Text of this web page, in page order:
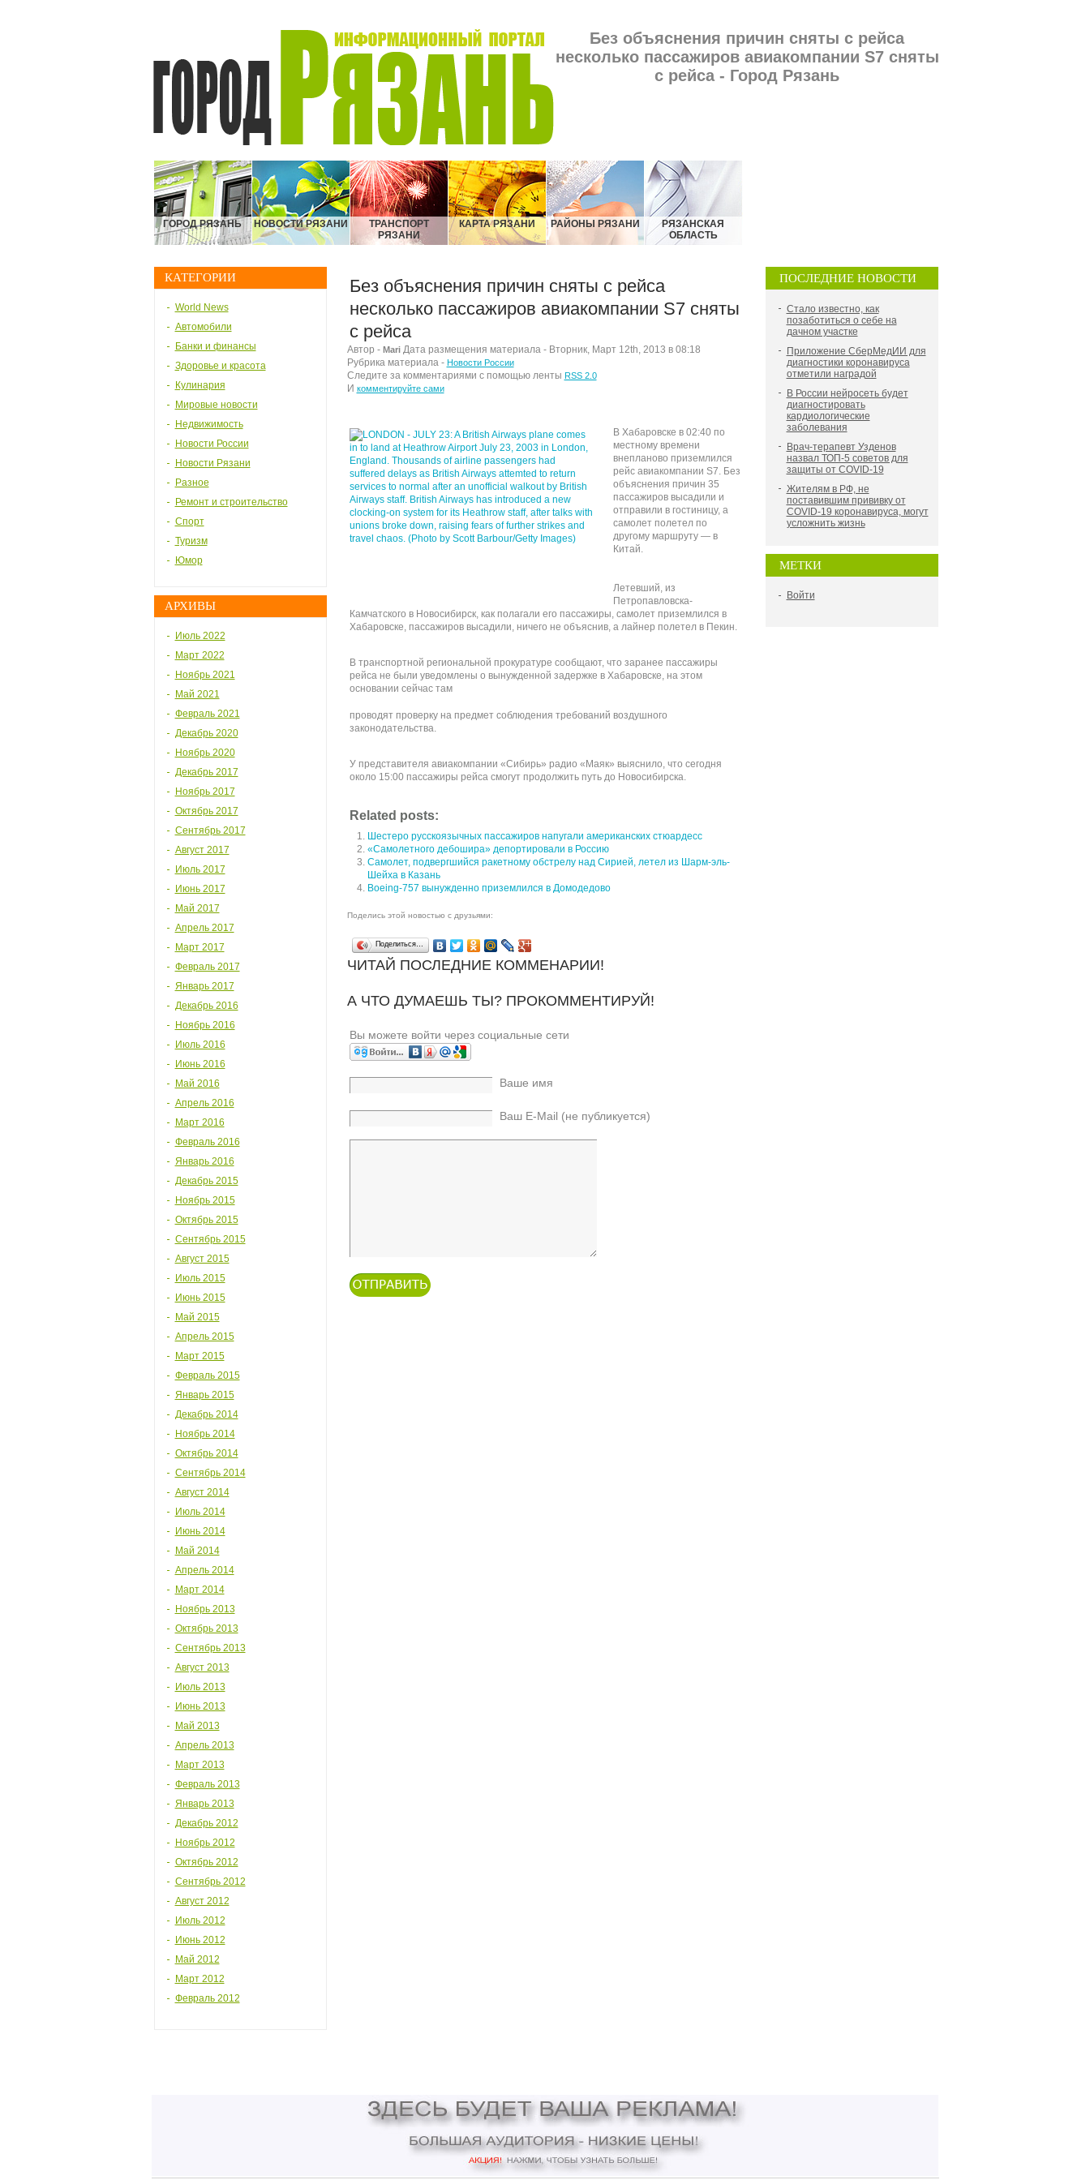
Без объяснения причин сняты с рейса
несколько пассажиров авиакомпании S7 сняты
с рейса - Город Рязань
ГОРОД РЯЗАНЬ НОВОСТИ РЯЗАНИ
ТРАНСПОРТ
РЯЗАНИ
КАРТА РЯЗАНИ РАЙОНЫ РЯЗАНИ
РЯЗАНСКАЯ
ОБЛАСТЬ
КАТЕГОРИИ
World News
Автомобили
Банки и финансы
Здоровье и красота
Кулинария
Мировые новости
Недвижимость
Новости России
Новости Рязани
Разное
Ремонт и строительство
Спорт
Туризм
Юмор
АРХИВЫ
Июль 2022
Март 2022
Ноябрь 2021
Май 2021
Февраль 2021
Декабрь 2020
Ноябрь 2020
Декабрь 2017
Ноябрь 2017
Октябрь 2017
Сентябрь 2017
Август 2017
Июль 2017
Июнь 2017
Май 2017
Апрель 2017
Март 2017
Февраль 2017
Январь 2017
Декабрь 2016
Ноябрь 2016
Июль 2016
Июнь 2016
Май 2016
Апрель 2016
Март 2016
Февраль 2016
Январь 2016
Декабрь 2015
Ноябрь 2015
Октябрь 2015
Сентябрь 2015
Август 2015
Июль 2015
Июнь 2015
Май 2015
Апрель 2015
Март 2015
Февраль 2015
Январь 2015
Декабрь 2014
Ноябрь 2014
Октябрь 2014
Сентябрь 2014
Август 2014
Июль 2014
Июнь 2014
Май 2014
Апрель 2014
Март 2014
Ноябрь 2013
Октябрь 2013
Сентябрь 2013
Август 2013
Июль 2013
Июнь 2013
Май 2013
Апрель 2013
Март 2013
Февраль 2013
Январь 2013
Декабрь 2012
Ноябрь 2012
Октябрь 2012
Сентябрь 2012
Август 2012
Июль 2012
Июнь 2012
Май 2012
Март 2012
Февраль 2012
ПОСЛЕДНИЕ НОВОСТИ
Стало известно, как
позаботиться о себе на
дачном участке
Приложение СберМедИИ для
диагностики коронавируса
отметили наградой
В России нейросеть будет
диагностировать
кардиологические
заболевания
Врач-терапевт Узденов
назвал ТОП-5 советов для
защиты от COVID-19
Жителям в РФ, не
поставившим прививку от
COVID-19 коронавируса, могут
усложнить жизнь
МЕТКИ
Войти
Без объяснения причин сняты с рейса
несколько пассажиров авиакомпании S7 сняты
с рейса
Автор - MariДата размещения материала - Вторник, Март 12th, 2013 в 08:18
Рубрика материала - Новости России
Следите за комментариями с помощью ленты RSS 2.0
И комментируйте сами
В Хабаровске в 02:40 по
местному времени
внепланово приземлился
рейс авиакомпании S7. Без
объяснения причин 35
пассажиров высадили и
отправили в гостиницу, а
самолет полетел по
другому маршруту — в
Китай.
Летевший, из
Петропавловска-
Камчатского в Новосибирск, как полагали его пассажиры, самолет приземлился в
Хабаровске, пассажиров высадили, ничего не объяснив, а лайнер полетел в Пекин.
В транспортной региональной прокуратуре сообщают, что заранее пассажиры
рейса не были уведомлены о вынужденной задержке в Хабаровске, на этом
основании сейчас там
проводят проверку на предмет соблюдения требований воздушного
законодательства.
У представителя авиакомпании «Сибирь» радио «Маяк» выяснило, что сегодня
около 15:00 пассажиры рейса смогут продолжить путь до Новосибирска.
Related posts:
Шестеро русскоязычных пассажиров напугали американских стюардесс
«Самолетного дебошира» депортировали в Россию
Самолет, подвергшийся ракетному обстрелу над Сирией, летел из Шарм-эль-
Шейха в Казань
Boeing-757 вынужденно приземлился в Домодедово
Поделись этой новостью с друзьями:
Поделиться…
ЧИТАЙ ПОСЛЕДНИЕ КОММЕНАРИИ!
А ЧТО ДУМАЕШЬ ТЫ? ПРОКОММЕНТИРУЙ!
Вы можете войти через социальные сети
Ваше имя
Ваш E-Mail (не публикуется)